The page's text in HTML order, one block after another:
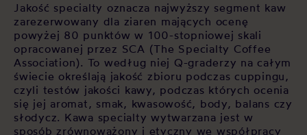
Jakość specialty oznacza najwyższy segment kaw
zarezerwowany dla ziaren mających ocenę
powyżej 80 punktów w 100-stopniowej skali
opracowanej przez SCA (The Specialty Coffee
Association). To według niej Q-graderzy na całym
świecie określają jakość zbioru podczas cuppingu,
czyli testów jakości kawy, podczas których ocenia
się jej aromat, smak, kwasowość, body, balans czy
słodycz. Kawa specialty wytwarzana jest w
sposób zrównoważony i etyczny we współpracy